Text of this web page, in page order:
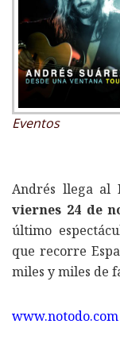
Eventos
Andrés llega al
viernes 24 de
último
que recorre
miles y miles de
www.notodo.com